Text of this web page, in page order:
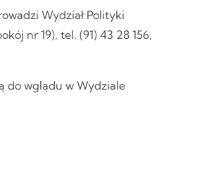
Wydział Polityki
nr 19), tel. (91) 43 28 156,
do wglądu w Wydziale